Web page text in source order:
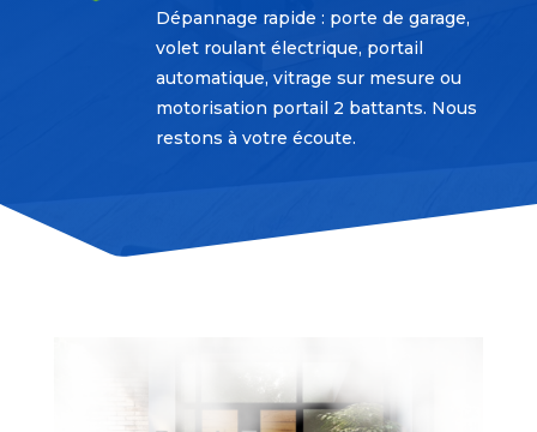
Dépannage rapide : porte de garage,
volet roulant électrique, portail
automatique, vitrage sur mesure ou
motorisation portail 2 battants. Nous
restons à votre écoute.